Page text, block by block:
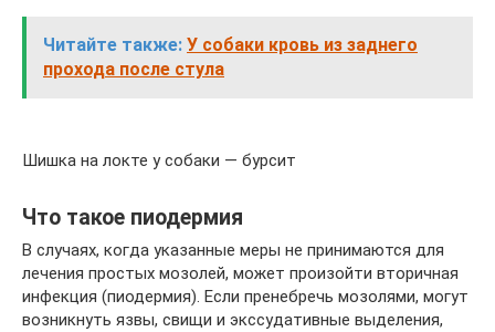
Читайте также: У собаки кровь из заднего
прохода после стула
Шишка на локте у собаки — бурсит
Что такое пиодермия
В случаях, когда указанные меры не принимаются для
лечения простых мозолей, может произойти вторичная
инфекция (пиодермия). Если пренебречь мозолями, могут
возникнуть язвы, свищи и экссудативные выделения,